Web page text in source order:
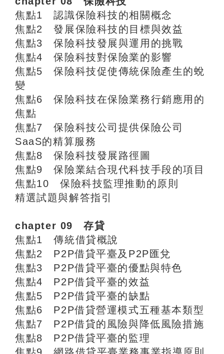
焦點1 認識保險科技的相關概念
焦點2 發展保險科技的目標與效益
焦點3 保險科技發展與運用的挑戰
焦點4 保險科技對保險業的影響
焦點5 保險科技促使傳統保險產生的蛻
變
焦點6 保險科技在保險業務行銷應用的
焦點
焦點7 保險科技公司提供保險公司
SaaS的精算服務
焦點8 保險科技發展路徑圖
焦點9 保險業結合現代科技手段的項目
焦點10 保險科技監理推動的原則
精選試題與解答指引
chapter 09 存貸
焦點1 傳統借貸概說
焦點2 P2P借貸平臺及P2P匯兌
焦點3 P2P借貸平臺的優點與特色
焦點4 P2P借貸平臺的效益
焦點5 P2P借貸平臺的缺點
焦點6 P2P借貸營運模式五種基本類型
焦點7 P2P借貸的風險與降低風險措施
焦點8 P2P借貸平臺的監理